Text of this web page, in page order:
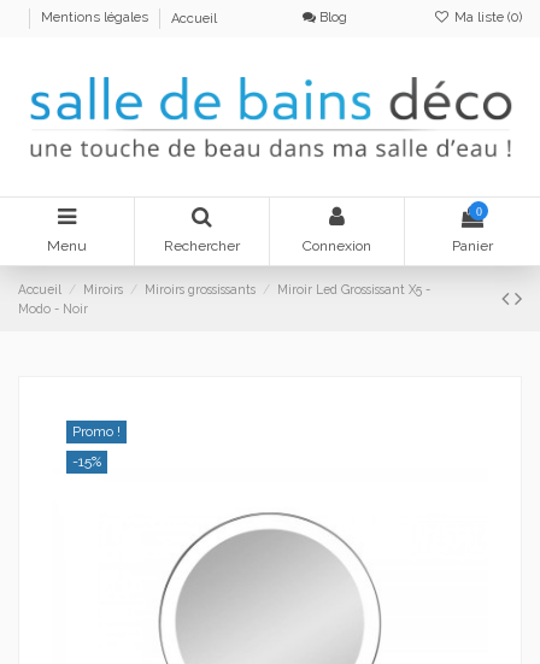
Mentions légales Accueil Blog Ma liste (0)
Menu Rechercher Connexion
0
Panier
Accueil Miroirs Miroirs grossissants
Miroir Led Grossissant X5 -
Modo - Noir
Promo !
-15%